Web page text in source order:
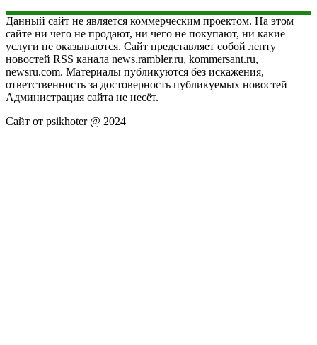
Данный сайт не является коммерческим проектом. На этом
сайте ни чего не продают, ни чего не покупают, ни какие
услуги не оказываются. Сайт представляет собой ленту
новостей RSS канала news.rambler.ru, kommersant.ru,
newsru.com. Материалы публикуются без искажения,
ответственность за достоверность публикуемых новостей
Администрация сайта не несёт.
Сайт от psikhoter @ 2024